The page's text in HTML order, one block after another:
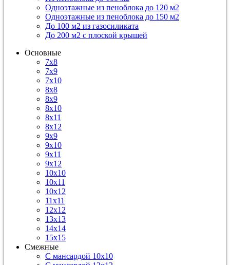
Одноэтажные из пеноблока до 120 м2
Одноэтажные из пеноблока до 150 м2
До 100 м2 из газосиликата
До 200 м2 с плоской крышей
Основные
7х8
7х9
7х10
8х8
8х9
8х10
8х11
8х12
9х9
9х10
9х11
9х12
10х10
10х11
10х12
11х11
12х12
13х13
14х14
15х15
Смежные
С мансардой 10х10